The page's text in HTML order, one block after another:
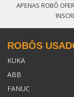
APENAS ROBÔ
ROBÔS
KUKA
ABB
FANUC